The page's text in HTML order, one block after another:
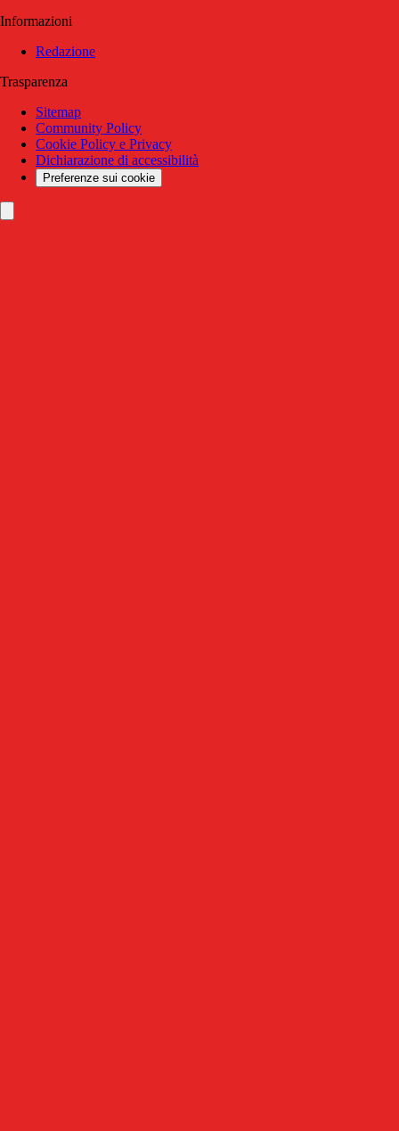
Informazioni
Redazione
Trasparenza
Sitemap
Community Policy
Cookie Policy e Privacy
Dichiarazione di accessibilità
Preferenze sui cookie